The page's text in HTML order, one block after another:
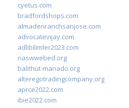
cyetus.com
bradfordshops.com
almadenranchsanjose.com
advocatevijay.com
adlibilimler2023.com
naswwebed.org
balithut-manado.org
alteregotradingcompany.org
aprce2022.com
ibie2022.com